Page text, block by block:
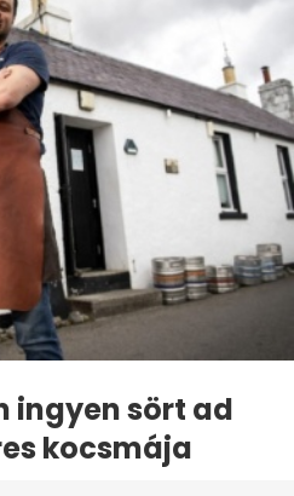
ingyen sört ad
kocsmája